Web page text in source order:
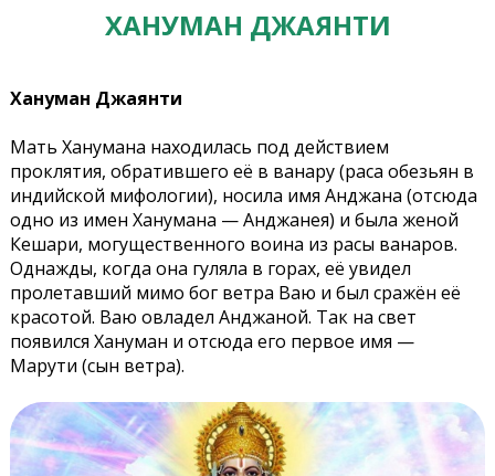
ХАНУМАН ДЖАЯНТИ
Хануман Джаянти
Мать Ханумана находилась под действием
проклятия, обратившего её в ванару (раса обезьян в
индийской мифологии), носила имя Анджана (отсюда
одно из имен Ханумана — Анджанея) и была женой
Кешари, могущественного воина из расы ванаров.
Однажды, когда она гуляла в горах, её увидел
пролетавший мимо бог ветра Ваю и был сражён её
красотой. Ваю овладел Анджаной. Так на свет
появился Хануман и отсюда его первое имя —
Марути (сын ветра).